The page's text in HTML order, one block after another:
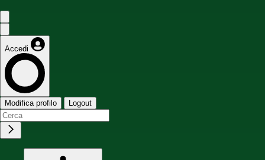
Accedi
Modifica profilo Logout